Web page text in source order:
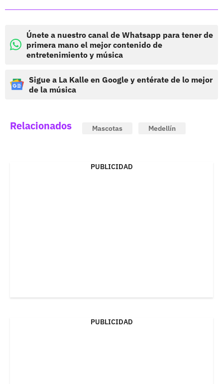
Únete a nuestro canal de Whatsapp para tener de
primera mano el mejor contenido de
entretenimiento y música
Sigue a La Kalle en Google y entérate de lo mejor
de la música
Relacionados Mascotas Medellín
PUBLICIDAD
PUBLICIDAD